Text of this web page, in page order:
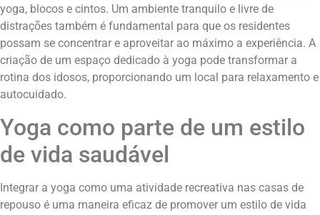
yoga, blocos e cintos. Um ambiente tranquilo e livre de
distrações também é fundamental para que os residentes
possam se concentrar e aproveitar ao máximo a experiência. A
criação de um espaço dedicado à yoga pode transformar a
rotina dos idosos, proporcionando um local para relaxamento e
autocuidado.
Yoga como parte de um estilo
de vida saudável
Integrar a yoga como uma atividade recreativa nas casas de
repouso é uma maneira eficaz de promover um estilo de vida